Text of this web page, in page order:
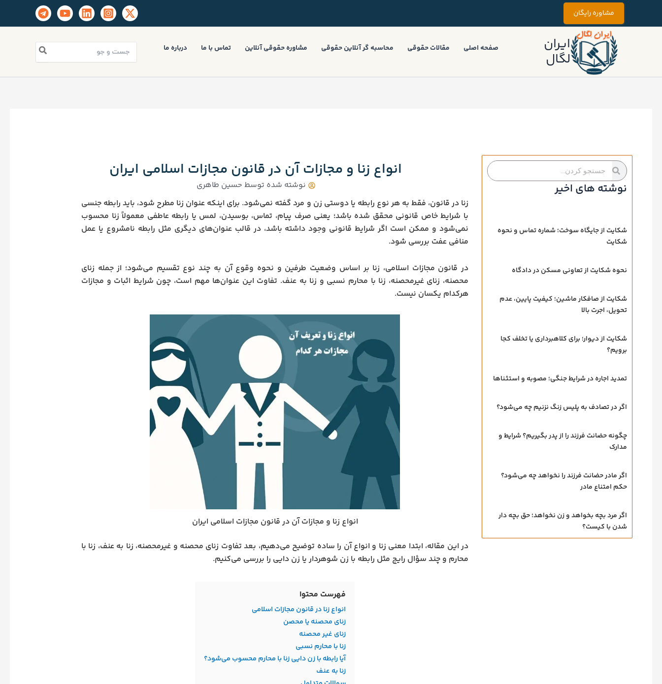
محتوا
مشاوره رایگان
ایران
لگال
صفحه اصلی مقالات حقوقی محاسبه گر آنلاین حقوقی مشاوره حقوقی آنلاین تماس با ما درباره ما
برای:
جستجو
کردن
جستجو
کردن
نوشته های اخیر
شکایت از جایگاه سوخت؛ شماره تماس و نحوه
شکایت
نحوه شکایت از تعاونی مسکن در دادگاه
شکایت از صافکار ماشین؛ کیفیت پایین، عدم
تحویل، اجرت بالا
شکایت از دیوار؛ برای کلاهبرداری یا تخلف کجا
برویم؟
تمدید اجاره در شرایط جنگی؛ مصوبه و استثناها
اگر در تصادف به پلیس زنگ نزنیم چه می‌شود؟
چگونه حضانت فرزند را از پدر بگیریم؟ شرایط و
مدارک
اگر مادر حضانت فرزند را نخواهد چه می‌شود؟
حکم امتناع مادر
اگر مرد بچه بخواهد و زن نخواهد؛ حق بچه‌ دار
شدن با کیست؟
انواع زنا و مجازات آن در قانون مجازات اسلامی ایران
نوشته شده توسط حسین طاهری
زنا در قانون، فقط به هر نوع رابطه یا دوستی زن و مرد گفته نمی‌شود. برای اینکه عنوان زنا مطرح شود، باید رابطه جنسی
با شرایط خاص قانونی محقق شده باشد؛ یعنی صرف پیام، تماس، بوسیدن، لمس یا رابطه عاطفی معمولاً زنا محسوب
نمی‌شود و ممکن است اگر شرایط قانونی وجود داشته باشد، در قالب عنوان‌های دیگری مثل رابطه نامشروع یا عمل
منافی عفت بررسی شود.
در قانون مجازات اسلامی، زنا بر اساس وضعیت طرفین و نحوه وقوع آن به چند نوع تقسیم می‌شود؛ از جمله زنای
محصنه، زنای غیرمحصنه، زنا با محارم نسبی و زنا به عنف. تفاوت این عنوان‌ها مهم است، چون شرایط اثبات و مجازات
هرکدام یکسان نیست.
انواع زنا و مجازات آن در قانون مجازات اسلامی ایران
در این مقاله، ابتدا معنی زنا و انواع آن را ساده توضیح می‌دهیم، بعد تفاوت زنای محصنه و غیرمحصنه، زنا به عنف، زنا با
محارم و چند سؤال رایج مثل رابطه با زن شوهردار یا زن دایی را بررسی می‌کنیم.
فهرست محتوا
انواع زنا در قانون مجازات اسلامی
زنای محصنه یا محصن
زنای غیر محصنه
زنا با محارم نسبی
آیا رابطه با زن دایی زنا با محارم محسوب می‌شود؟
زنا به عنف